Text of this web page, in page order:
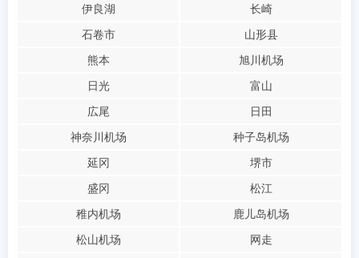
伊良湖
长崎
石卷市
山形县
熊本
旭川机场
日光
富山
広尾
日田
神奈川机场
种子岛机场
延冈
堺市
盛冈
松江
稚内机场
鹿儿岛机场
松山机场
网走